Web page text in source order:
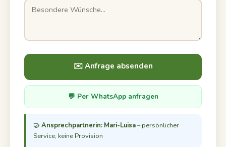
✉️ Anfrage absenden
💬 Per WhatsApp anfragen
🤝 Ansprechpartnerin: Mari-Luisa– persönlicher
Service, keine Provision